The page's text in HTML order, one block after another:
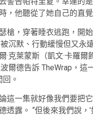
，他聽從了她自己的直
槍，穿著睡衣逃跑，開
沉默、行動緩慢但又
·克萊蒙斯（凱文·卡羅
波爾德告訴 TheWrap，
。
論這一集就好像我們要把
透露。 “但後來我們說